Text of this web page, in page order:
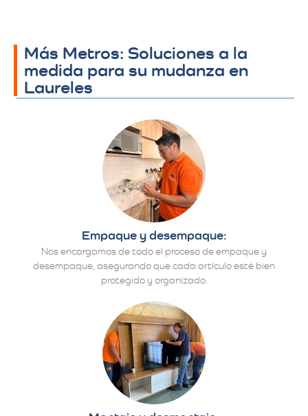
Más Metros: Soluciones a la
medida para su mudanza en
Laureles
Empaque y desempaque:
Nos encargamos de todo el proceso de empaque y
desempaque, asegurando que cada artículo esté bien
protegido y organizado.